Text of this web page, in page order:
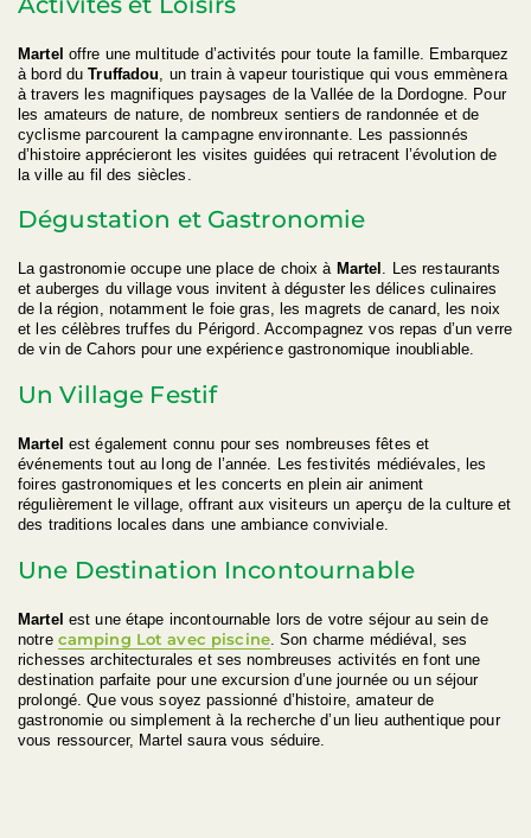
Martel offre une multitude d’activités pour toute la famille. Embarquez
à bord duTruffadou , un train à vapeur touristique qui vous emmènera
à travers les magnifiques paysages de la Vallée de la Dordogne. Pour
les amateurs de nature, de nombreux sentiers de randonnée et de
cyclisme parcourent la campagne environnante. Les passionnés
d’histoire apprécieront les visites guidées qui retracent l’évolution de
la ville au fil des siècles.
Dégustation et Gastronomie
La gastronomie occupe une place de choix à Martel . Les restaurants
et auberges du village vous invitent à déguster les délices culinaires
de la région, notamment le foie gras, les magrets de canard, les noix
et les célèbres truffes du Périgord. Accompagnez vos repas d’un verre
de vin de Cahors pour une expérience gastronomique inoubliable.
Un Village Festif
Martel est également connu pour ses nombreuses fêtes et
événements tout au long de l’année. Les festivités médiévales, les
foires gastronomiques et les concerts en plein air animent
régulièrement le village, offrant aux visiteurs un aperçu de la culture et
des traditions locales dans une ambiance conviviale.
Une Destination Incontournable
Martel est une étape incontournable lors de votre séjour au sein de
notre camping Lot avec piscine. Son charme médiéval, ses
richesses architecturales et ses nombreuses activités en font une
destination parfaite pour une excursion d’une journée ou un séjour
prolongé. Que vous soyez passionné d’histoire, amateur de
gastronomie ou simplement à la recherche d’un lieu authentique pour
vous ressourcer, Martel saura vous séduire.